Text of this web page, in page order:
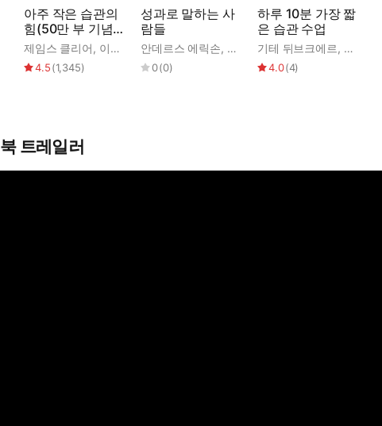
아주 작은 습관의
힘(50만 부 기념
스페셜 에디션)
제임스 클리어, 이한이
4.5(1,345)
성과로 말하는 사
람들
안데르스 에릭손, 제임스 클리어,신예용
0(0)
하루 10분 가장 짧
은 습관 수업
기테 뒤브크에르, 라스무
4.0(4)
북 트레일러